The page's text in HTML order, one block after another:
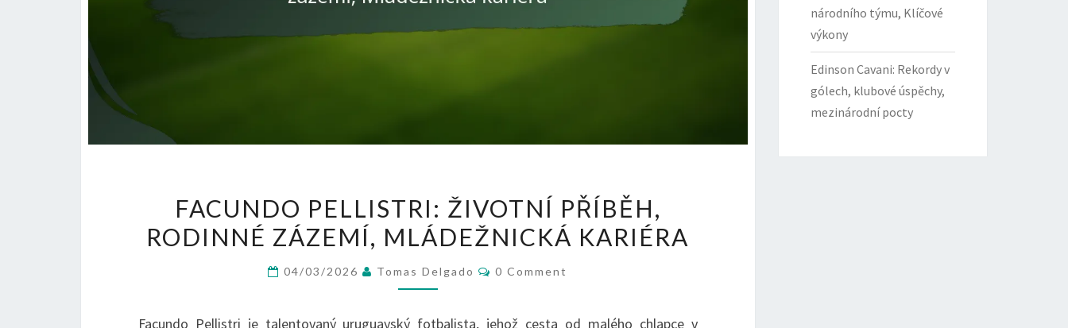
PELLISTRI:
ŽIVOTNÍ
RODINNÉ
FACUNDO PELLISTRI: ŽIVOTNÍ PŘÍBĚH,
RODINNÉ ZÁZEMÍ, MLÁDEŽNICKÁ KARIÉRA
04/03/2026 Tomas Delgado Comments
0 Comment
Facundo Pellistri je talentovaný uruguayský fotbalista, jehož cesta od malého chlapce v
národního týmu, Klíčové
výkony
Edinson Cavani: Rekordy v
gólech, klubové úspěchy,
mezinárodní pocty